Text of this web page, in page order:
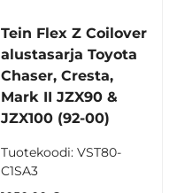
Tein Flex Z Coilover
alustasarja Toyota
Chaser, Cresta,
Mark II JZX90 &
JZX100 (92-00)
Tuotekoodi: VST80-
C1SA3